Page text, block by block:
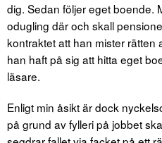
dig. Sedan följer eget boende.
odugling där och skall
kontraktet att han mister rätten
han haft på sig att hitta eget
läsare.
Enligt min åsikt är dock
på grund av fylleri på jobbet